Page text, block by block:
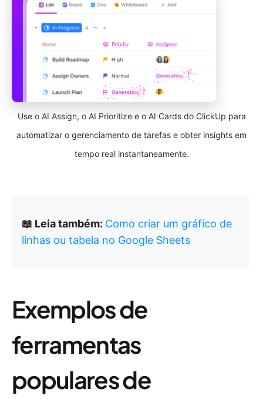
Use o AI Assign, o AI Prioritize e o AI Cards do ClickUp para
automatizar o gerenciamento de tarefas e obter insights em
tempo real instantaneamente.
📖 Leia também: Como criar um gráfico de
linhas ou tabela no Google Sheets
Exemplos de
ferramentas
populares de